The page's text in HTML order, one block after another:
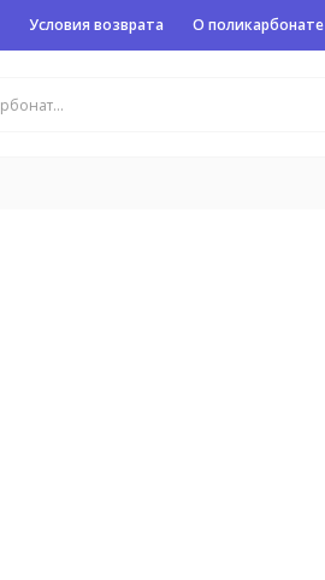
Условия возврата О поликарбонате